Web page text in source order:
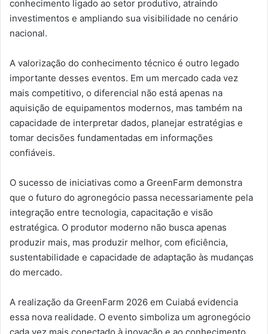
conhecimento ligado ao setor produtivo, atraindo
investimentos e ampliando sua visibilidade no cenário
nacional.
A valorização do conhecimento técnico é outro legado
importante desses eventos. Em um mercado cada vez
mais competitivo, o diferencial não está apenas na
aquisição de equipamentos modernos, mas também na
capacidade de interpretar dados, planejar estratégias e
tomar decisões fundamentadas em informações
confiáveis.
O sucesso de iniciativas como a GreenFarm demonstra
que o futuro do agronegócio passa necessariamente pela
integração entre tecnologia, capacitação e visão
estratégica. O produtor moderno não busca apenas
produzir mais, mas produzir melhor, com eficiência,
sustentabilidade e capacidade de adaptação às mudanças
do mercado.
A realização da GreenFarm 2026 em Cuiabá evidencia
essa nova realidade. O evento simboliza um agronegócio